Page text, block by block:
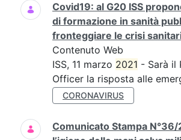
Covid19: al G20 ISS
di formazione in sanità
fronteggiare le crisi
Contenuto Web
ISS, 11 marzo 2021 - Sarà il
Officer la risposta alle
CORONAVIRUS
Comunicato Stampa